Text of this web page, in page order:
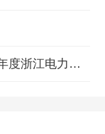
国家能源局浙江监管办公室召开2024年度浙江电力调度交易与市场秩序厂网联席会议